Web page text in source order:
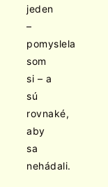
jeden
–
pomyslela
som
si – a
sú
rovnaké,
aby
sa
nehádali.